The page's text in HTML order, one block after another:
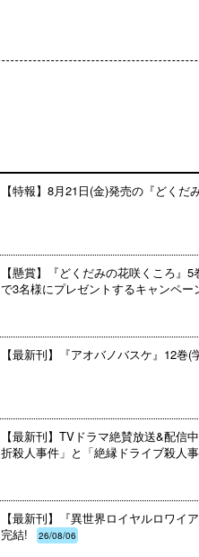
【特報】8月21日(金)発売の『どく
【懸賞】『どくだみの花咲くころ
で3名様にプレゼントするキャンペー
【最新刊】『アオバノバスケ』12
【最新刊】TVドラマ絶賛放送&配
折殺人事件」と「絶縁ドライブ殺人
【最新刊】『異世界ロイヤルロワイ
完結!
26/08/06